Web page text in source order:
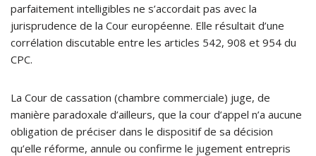
parfaitement intelligibles ne s’accordait pas avec la
jurisprudence de la Cour européenne. Elle résultait d’une
corrélation discutable entre les articles 542, 908 et 954 du
CPC.
La Cour de cassation (chambre commerciale) juge, de
manière paradoxale d’ailleurs, que la cour d’appel n’a aucune
obligation de préciser dans le dispositif de sa décision
qu’elle réforme, annule ou confirme le jugement entrepris